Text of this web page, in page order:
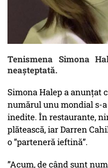
Tenismena Simona
neașteptată.
Simona Halep a anunţat
numărul unu mondial s-
inedite. În restaurante,
plătească, iar Darren
o ”parteneră ieftină”.
”Acum, de când sunt